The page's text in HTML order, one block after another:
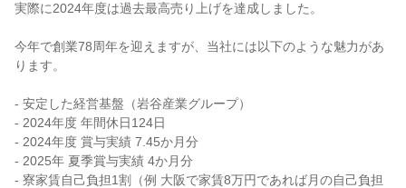
実際に2024年度は過去最高売り上げを達成しました。
今年で創業78周年を迎えますが、当社には以下のような魅力があ
ります。
- 安定した経営基盤（岩谷産業グループ）
- 2024年度 年間休日124日
- 2024年度 賞与実績 7.45か月分
- 2025年 夏季賞与実績 4か月分
- 寮家賃自己負担1割（例 大阪で家賃8万円であれば月の自己負担